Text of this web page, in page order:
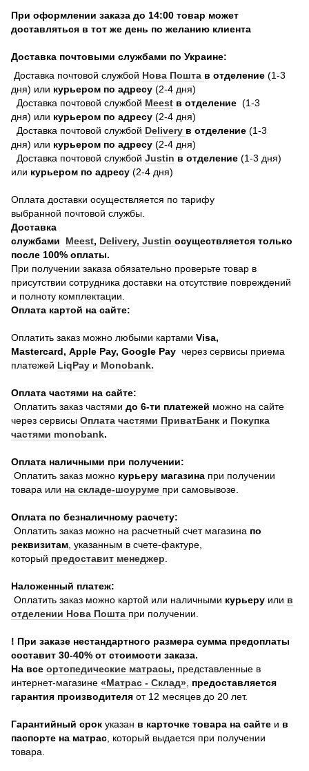
При оформлении заказа до 14:00 товар может
доставляться в тот же день по желанию клиента
Доставка почтовыми службами по Украине:
Доставка почтовой службой Нова Пошта в отделение (1-3
дня) или курьером по адресу (2-4 дня)
Доставка почтовой службой Meest в отделение (1-3
дня) или курьером по адресу (2-4 дня)
Доставка почтовой службой Delivery в отделение (1-3
дня) или курьером по адресу (2-4 дня)
Доставка почтовой службой Justin в отделение (1-3 дня)
или курьером по адресу (2-4 дня)
Оплата доставки осуществляется по тарифу
выбранной почтовой службы.
Доставка
службами
Meest, Delivery, Justin осуществляется только
после 100% оплаты.
При получении заказа обязательно проверьте товар в
присутствии сотрудника доставки на отсутствие повреждений
и полноту комплектации.
Оплата картой на сайте:
Оплатить заказ можно любыми картами Visa,
Mastercard, Apple Pay, Google Pay через сервисы приема
платежей LiqPay и Monobank.
Оплата частями на сайте:
Оплатить заказ частями до 6-ти платежей можно на сайте
через сервисы Оплата частями ПриватБанк и Покупка
частями monobank.
Оплата наличными при получении:
Оплатить заказ можно курьеру магазина при получении
товара или на складе-шоуруме при самовывозе.
Оплата по безналичному расчету:
Оплатить заказ можно на расчетный счет магазина по
реквизитам, указанным в счете-фактуре,
который предоставит менеджер.
Наложенный платеж:
Оплатить заказ можно картой или наличными курьеру или в
отделении Нова Пошта при получении.
! При заказе нестандартного размера сумма предоплаты
составит 30-40% от стоимости заказа.
На все ортопедические матрасы, представленные в
интернет-магазине «Матрас - Склад», предоставляется
гарантия производителя от 12 месяцев до 20 лет.
Гарантийный срок указан в карточке товара на сайте и в
паспорте на матрас, который выдается при получении
товара.